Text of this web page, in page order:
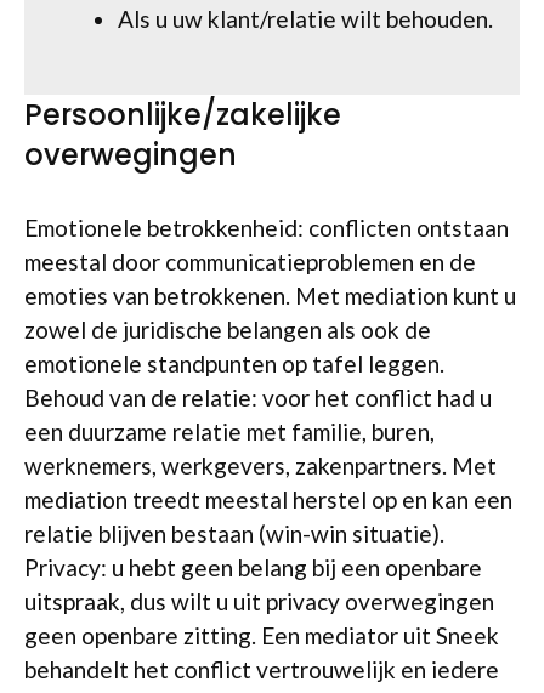
Als u uw klant/relatie wilt behouden.
Persoonlijke/zakelijke
overwegingen
Emotionele betrokkenheid: conflicten ontstaan
meestal door communicatieproblemen en de
emoties van betrokkenen. Met mediation kunt u
zowel de juridische belangen als ook de
emotionele standpunten op tafel leggen.
Behoud van de relatie: voor het conflict had u
een duurzame relatie met familie, buren,
werknemers, werkgevers, zakenpartners. Met
mediation treedt meestal herstel op en kan een
relatie blijven bestaan (win-win situatie).
Privacy: u hebt geen belang bij een openbare
uitspraak, dus wilt u uit privacy overwegingen
geen openbare zitting. Een mediator uit Sneek
behandelt het conflict vertrouwelijk en iedere